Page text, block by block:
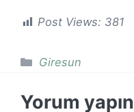
Post Views: 381
Kategoriler
Giresun
Yorum yapın